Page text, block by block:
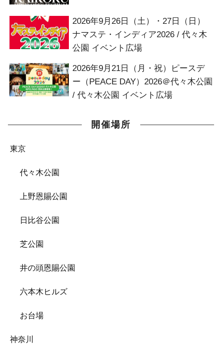
2026年9月26日（土）・27日（日）
ナマステ・インディア2026 / 代々木
公園 イベント広場
2026年9月21日（月・祝）ピースデ
ー（PEACE DAY）2026＠代々木公園
/ 代々木公園 イベント広場
開催場所
東京
代々木公園
上野恩賜公園
日比谷公園
芝公園
井の頭恩賜公園
六本木ヒルズ
お台場
神奈川